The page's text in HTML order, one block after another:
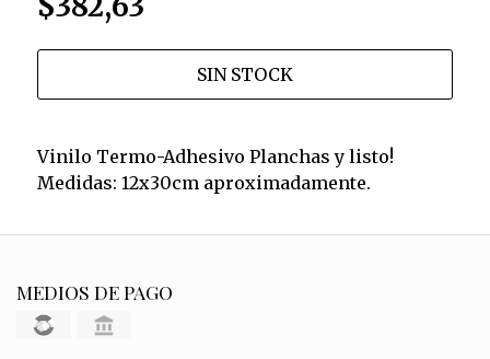
SIN STOCK
Vinilo Termo-Adhesivo Planchas y listo!
Medidas: 12x30cm aproximadamente.
MEDIOS DE PAGO